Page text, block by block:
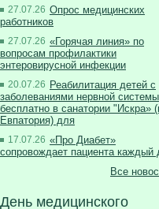
27.07.26 Опрос медицинских
работников
27.07.26 «Горячая линия» по
вопросам профилактики
энтеровирусной инфекции
20.07.26 Реабилитация детей с
заболеваниями нервной системы
бесплатно в санатории "Искра»
Евпатория) для
17.07.26 «Про Диабет»
сопровождает пациента каждый
Все
День медицинского